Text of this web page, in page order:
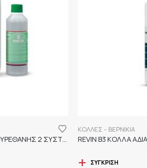
ΚΟΛΛΕΣ - ΒΕΡΝΙΚΙΑ
ΣΎΓΚΡΙΣΗ